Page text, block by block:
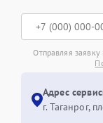
Отправляя
Адрес
г. Таганрог,